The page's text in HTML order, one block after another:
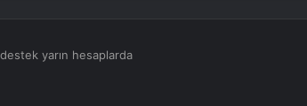
yarın hesaplarda